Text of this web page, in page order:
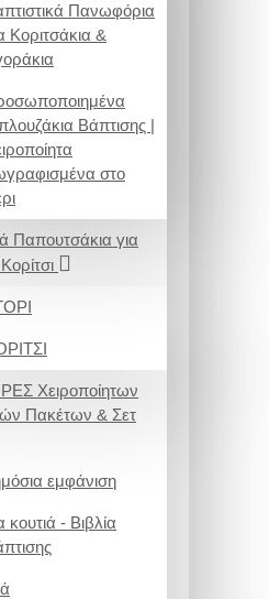
Πανωφόρια
Κοριτσάκια &
Βάπτισης |
στο
Παπουτσάκια για
Χειροποίητων
Πακέτων & Σετ
εμφάνιση
κουτιά - Βιβλία